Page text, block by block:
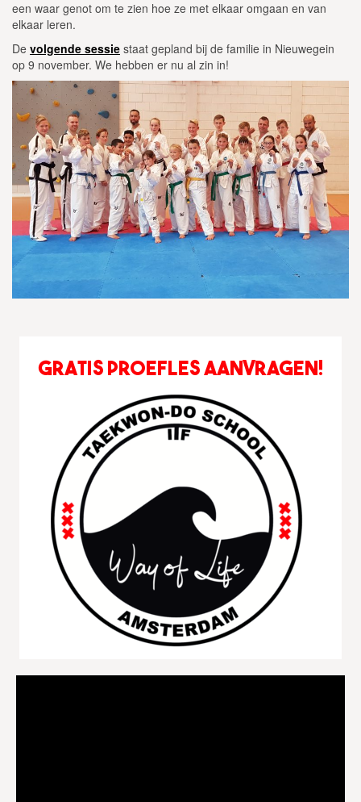
een waar genot om te zien hoe ze met elkaar omgaan en van
elkaar leren.
De volgende sessie staat gepland bij de familie in Nieuwegein
op 9 november. We hebben er nu al zin in!